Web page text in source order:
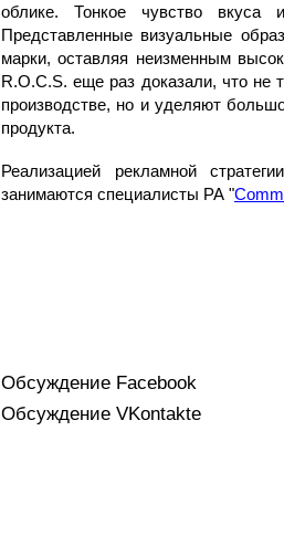
облике. Тонкое чувство
Представленные визуальные
марки, оставляя неизменным
R.O.C.S. еще раз доказали, что не
производстве, но и уделяют
продукта.
Реализацией рекламной
занимаются специалисты РА "
Обсуждение Facebook
Обсуждение VKontakte